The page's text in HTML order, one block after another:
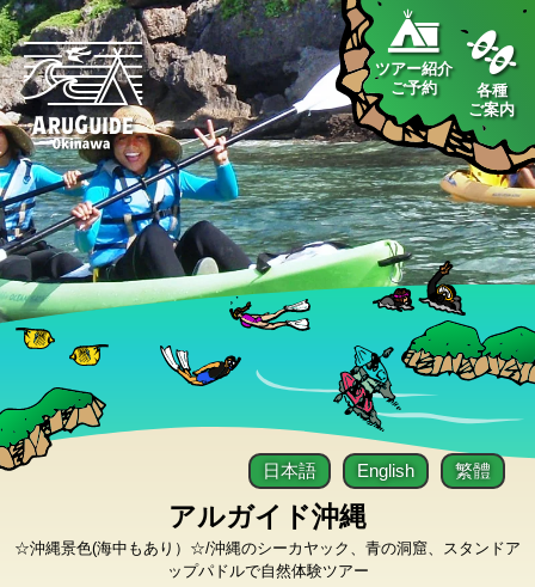
ツアー紹介
ご予約
各種
ご案内
アルガイド沖縄
☆沖縄景色(海中もあり）☆/沖縄のシーカヤック、青の洞窟、スタンドア
ップパドルで自然体験ツアー
日本語 English 繁體